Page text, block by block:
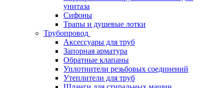
унитаза
Сифоны
Трапы и душевые лотки
Трубопровод
Аксессуары для труб
Запорная арматура
Обратные клапаны
Уплотнители резьбовых соединений
Утеплители для труб